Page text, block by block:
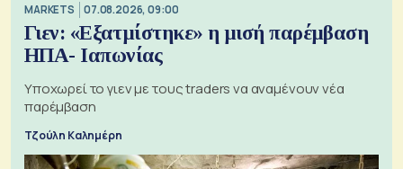
MARKETS 07.08.2026, 09:00
Γιεν: «Εξατμίστηκε» η μισή παρέμβαση
ΗΠΑ- Ιαπωνίας
Υποχωρεί το γιεν με τους traders να αναμένουν νέα
παρέμβαση
Τζούλη Καλημέρη